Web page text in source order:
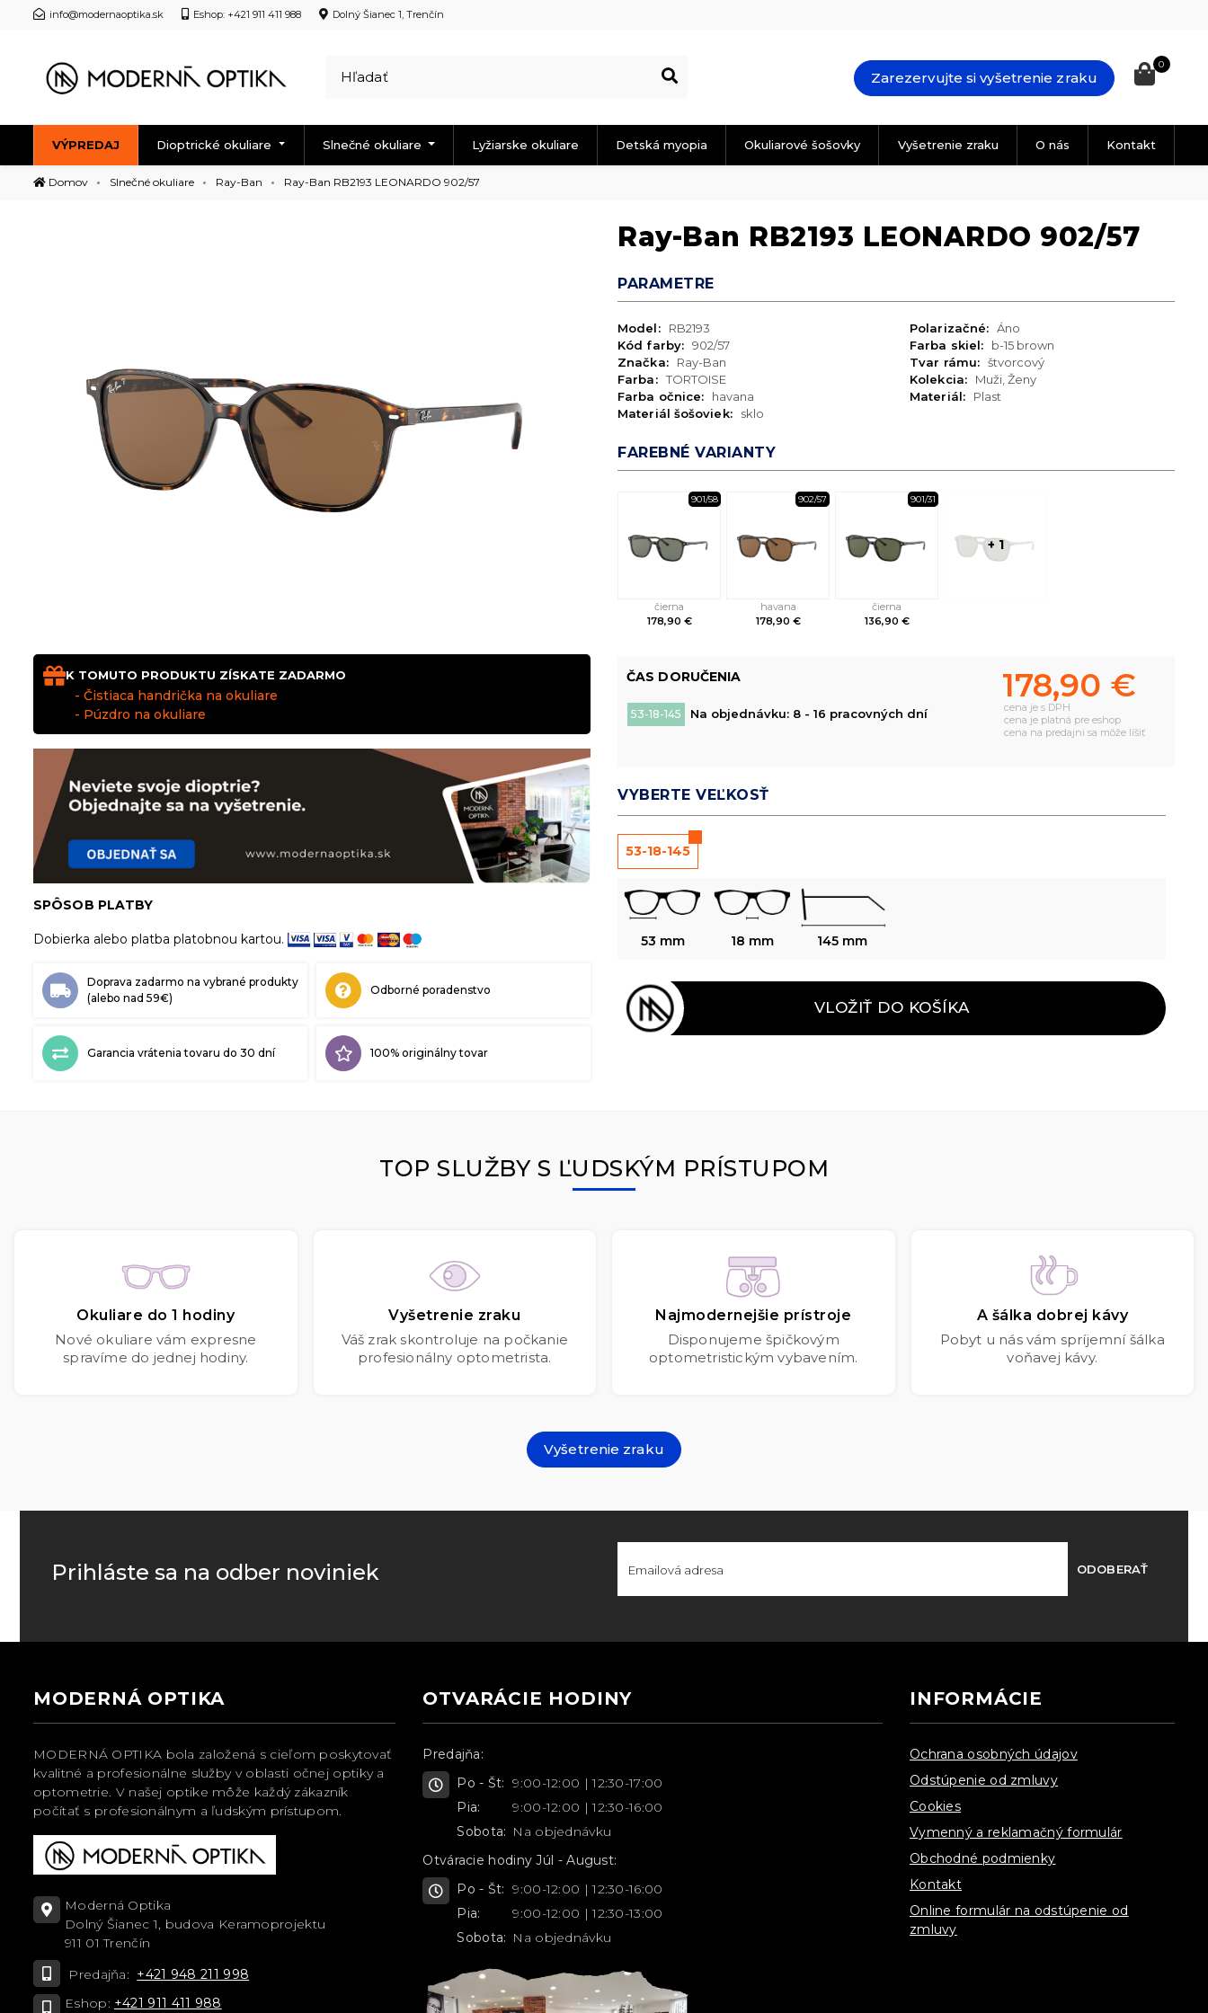
info@modernaoptika.sk Eshop: +421 911 411 988 Dolný Šianec 1, Trenčín
Zarezervujte si vyšetrenie zraku
0
VÝPREDAJ Dioptrické okuliare Slnečné okuliare Lyžiarske okuliare Detská myopia Okuliarové šošovky Vyšetrenie zraku O nás Kontakt
Domov Slnečné okuliare Ray-Ban Ray-Ban RB2193 LEONARDO 902/57
K TOMUTO PRODUKTU ZÍSKATE ZADARMO
- Čistiaca handrička na okuliare
- Púzdro na okuliare
SPÔSOB PLATBY
Dobierka alebo platba platobnou kartou.
Doprava zadarmo na vybrané produkty
(alebo nad 59€)
Odborné poradenstvo
Garancia vrátenia tovaru do 30 dní 100% originálny tovar
Ray-Ban RB2193 LEONARDO 902/57
PARAMETRE
Model:
RB2193
Kód farby: 902/57
Značka:
Ray-Ban
Farba: TORTOISE
Farba očnice:
havana
Materiál šošoviek:
sklo
Polarizačné: Áno
Farba skiel:
b-15 brown
Tvar rámu: štvorcový
Kolekcia:
Muži, Ženy
Materiál:
Plast
FAREBNÉ VARIANTY
901/58
čierna
178,90 €
902/57
havana
178,90 €
901/31
čierna
136,90 €
+ 1
ČAS DORUČENIA
53-18-145 Na objednávku: 8 - 16 pracovných dní
178,90 €
cena je s DPH
cena je platná pre eshop
cena na predajni sa môže líšiť
VYBERTE VEĽKOSŤ
53-18-145
53 mm 18 mm 145 mm
VLOŽIŤ DO KOŠÍKA
TOP SLUŽBY S ĽUDSKÝM PRÍSTUPOM
Okuliare do 1 hodiny
Nové okuliare vám expresne
spravíme do jednej hodiny.
Vyšetrenie zraku
Váš zrak skontroluje na počkanie
profesionálny optometrista.
Najmodernejšie prístroje
Disponujeme špičkovým
optometristickým vybavením.
A šálka dobrej kávy
Pobyt u nás vám spríjemní šálka
voňavej kávy.
Vyšetrenie zraku
Prihláste sa na odber noviniek ODOBERAŤ
MODERNÁ OPTIKA
MODERNÁ OPTIKA bola založená s cieľom poskytovať
kvalitné a profesionálne služby v oblasti očnej optiky a
optometrie. V našej optike môže každý zákazník
počítať s profesionálnym a ľudským prístupom.
Moderná Optika
Dolný Šianec 1, budova Keramoprojektu
911 01 Trenčín
Predajňa: +421 948 211 998
Eshop: +421 911 411 988
OTVARÁCIE HODINY
Predajňa:
Po - Št: 9:00-12:00 | 12:30-17:00
Pia:
9:00-12:00 | 12:30-16:00
Sobota: Na objednávku
Otváracie hodiny Júl - August:
Po - Št: 9:00-12:00 | 12:30-16:00
Pia:
9:00-12:00 | 12:30-13:00
Sobota: Na objednávku
INFORMÁCIE
Ochrana osobných údajov
Odstúpenie od zmluvy
Cookies
Vymenný a reklamačný formulár
Obchodné podmienky
Kontakt
Online formulár na odstúpenie od
zmluvy